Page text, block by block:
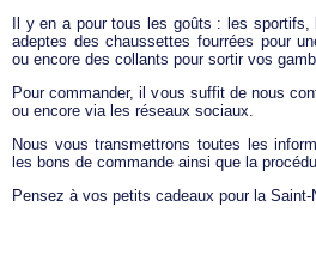
Il y en a pour tous les goûts : les sportifs,
adeptes des chaussettes fourrées pour
ou encore des collants pour sortir vos
Pour commander, il vous suffit de nous
ou encore via les réseaux sociaux.
Nous vous transmettrons toutes les
les bons de commande ainsi que la
Pensez à vos petits cadeaux pour la Saint-